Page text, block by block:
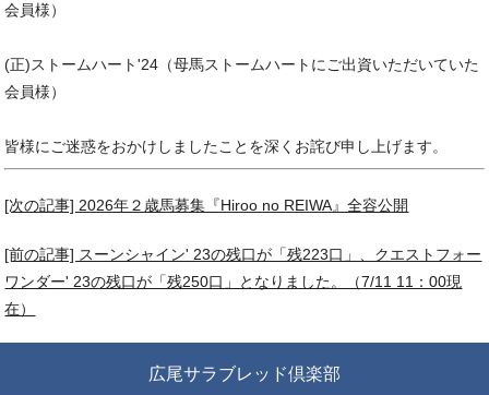
会員様）
(正)ストームハート'24（母馬ストームハートにご出資いただいていた
会員様）
皆様にご迷惑をおかけしましたことを深くお詫び申し上げます。
[次の記事] 2026年２歳馬募集『Hiroo no REIWA』全容公開
[前の記事] スーンシャイン' 23の残口が「残223口」、クエストフォー
ワンダー' 23の残口が「残250口」となりました。（7/11 11：00現
在）
広尾サラブレッド倶楽部